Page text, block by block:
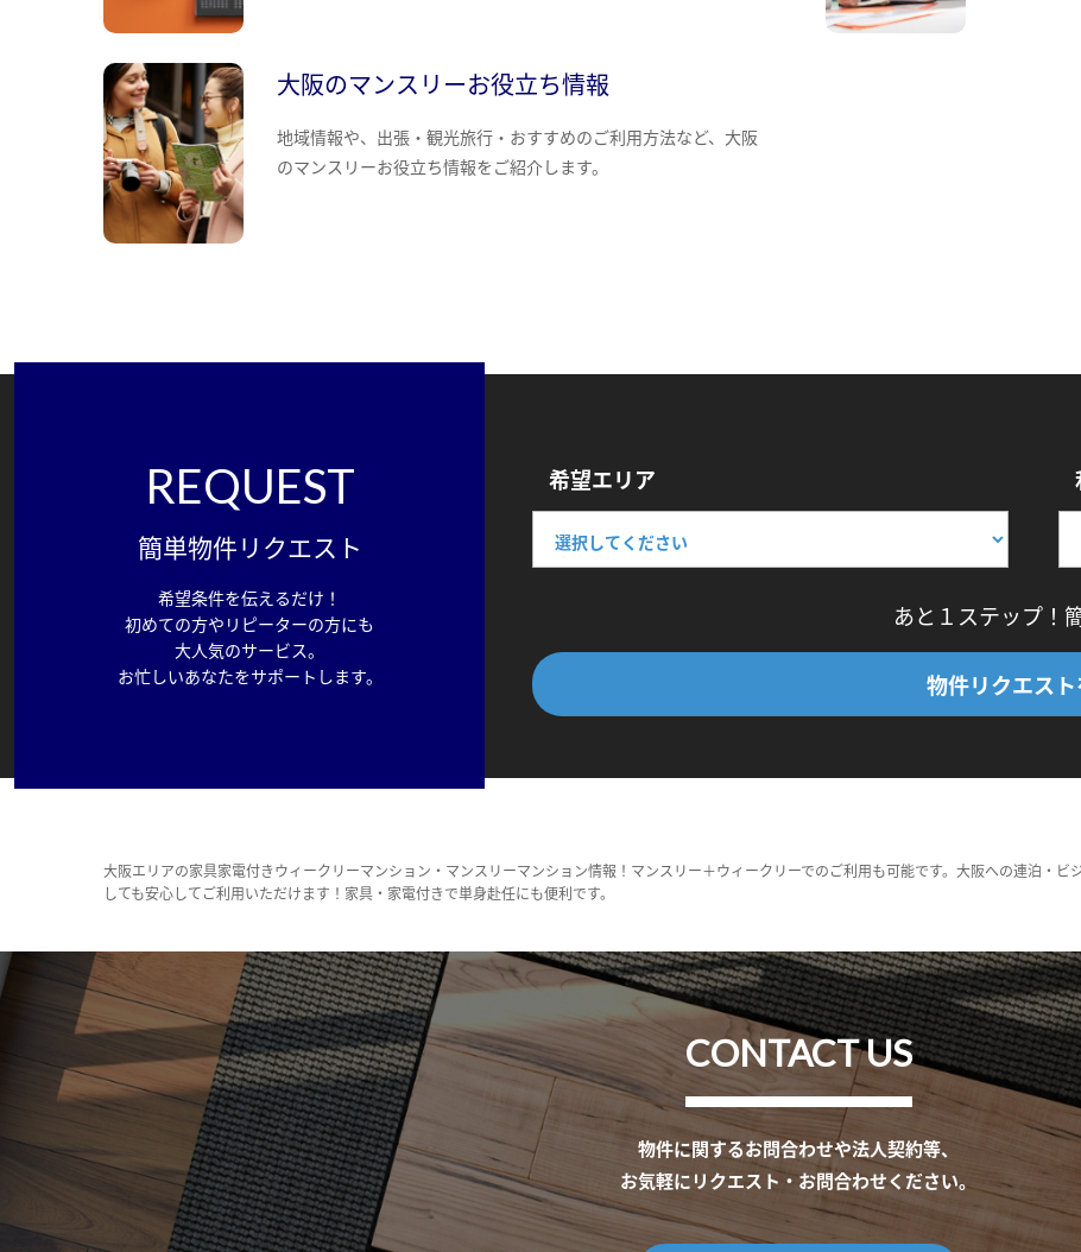
大阪のマンスリーお役立ち情報
地域情報や、出張・観光旅行・おすすめのご利用方法など、大阪
のマンスリーお役立ち情報をご紹介します。
REQUEST
簡単物件リクエスト
希望条件を伝えるだけ！
初めての方やリピーターの方にも
大人気のサービス。
お忙しいあなたをサポートします。
希望エリア
あと１ステップ！
物件リクエス
大阪エリアの家具家電付きウィークリーマンション・マンスリーマンション情報！マンスリー＋ウィークリーでのご利用も可能です。大阪への連泊・
しても安心してご利用いただけます！家具・家電付きで単身赴任にも便利です。
CONTACT US
物件に関するお問合わせや法人契約等、
お気軽にリクエスト・お問合わせください。